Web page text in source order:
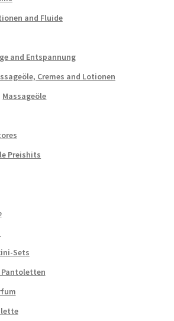
and Fluide
and Entspannung
Cremes and Lotionen
Massageöle
Preishits
Sets
Pantoletten